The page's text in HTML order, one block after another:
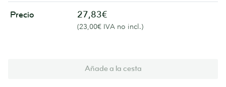
Precio 27,83€
(23,00€ IVA no incl.)
Añade a la cesta